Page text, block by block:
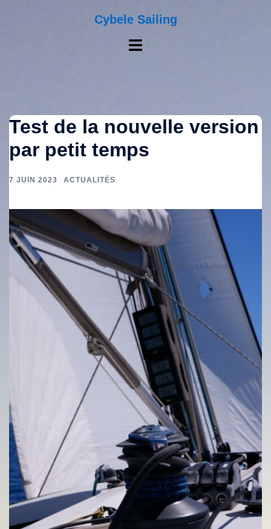
Cybele Sailing
Ouvrir/fermer
le
Test de la nouvelle version
par petit temps
7 JUIN 2023 ACTUALITÉS